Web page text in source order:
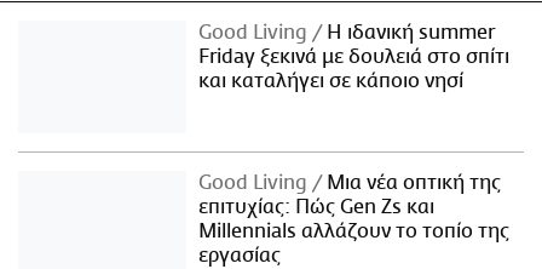
Good Living
Η ιδανική summer
Friday ξεκινά με δουλειά στο σπίτι
και καταλήγει σε κάποιο νησί
Good Living
Μια νέα οπτική της
επιτυχίας: Πώς Gen Zs και
Millennials αλλάζουν το τοπίο της
εργασίας